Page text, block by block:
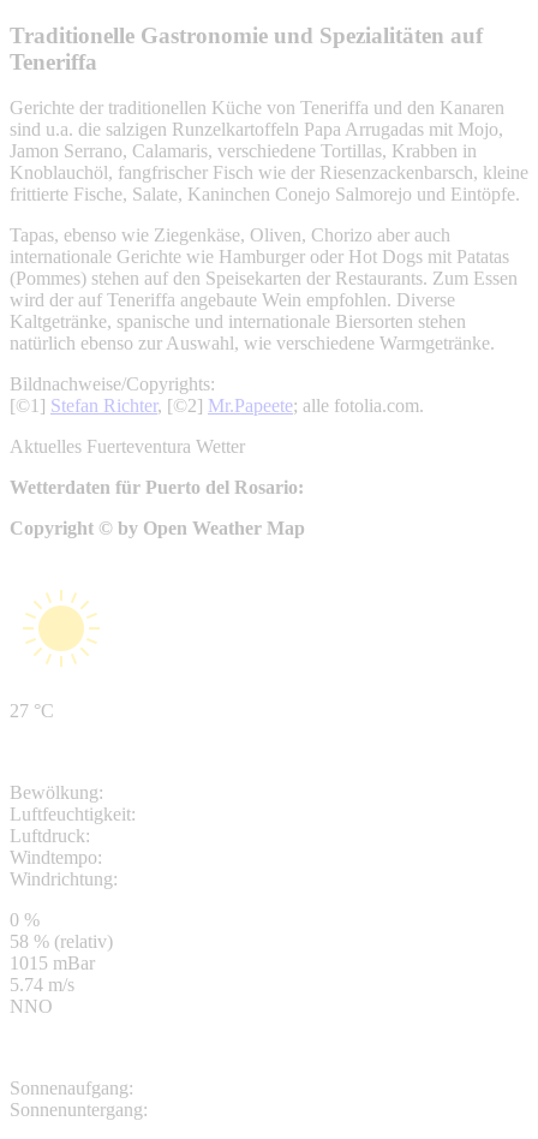
Traditionelle Gastronomie und Spezialitäten auf
Teneriffa
Gerichte der traditionellen Küche von Teneriffa und den Kanaren
sind u.a. die salzigen Runzelkartoffeln Papa Arrugadas mit Mojo,
Jamon Serrano, Calamaris, verschiedene Tortillas, Krabben in
Knoblauchöl, fangfrischer Fisch wie der Riesenzackenbarsch, kleine
frittierte Fische, Salate, Kaninchen Conejo Salmorejo und Eintöpfe.
Tapas, ebenso wie Ziegenkäse, Oliven, Chorizo aber auch
internationale Gerichte wie Hamburger oder Hot Dogs mit Patatas
(Pommes) stehen auf den Speisekarten der Restaurants. Zum Essen
wird der auf Teneriffa angebaute Wein empfohlen. Diverse
Kaltgetränke, spanische und internationale Biersorten stehen
natürlich ebenso zur Auswahl, wie verschiedene Warmgetränke.
Bildnachweise/Copyrights:
[©1] Stefan Richter, [©2] Mr.Papeete; alle fotolia.com.
Aktuelles Fuerteventura Wetter
Wetterdaten für Puerto del Rosario:
Copyright © by Open Weather Map
27 °C
Bewölkung:
Luftfeuchtigkeit:
Luftdruck:
Windtempo:
Windrichtung:
0 %
58 % (relativ)
1015 mBar
5.74 m/s
NNO
Sonnenaufgang:
Sonnenuntergang: